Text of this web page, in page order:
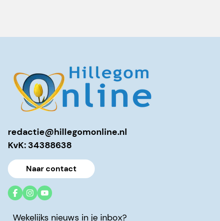
redactie@hillegomonline.nl
KvK: 34388638
Naar contact
Wekelijks nieuws in je inbox?